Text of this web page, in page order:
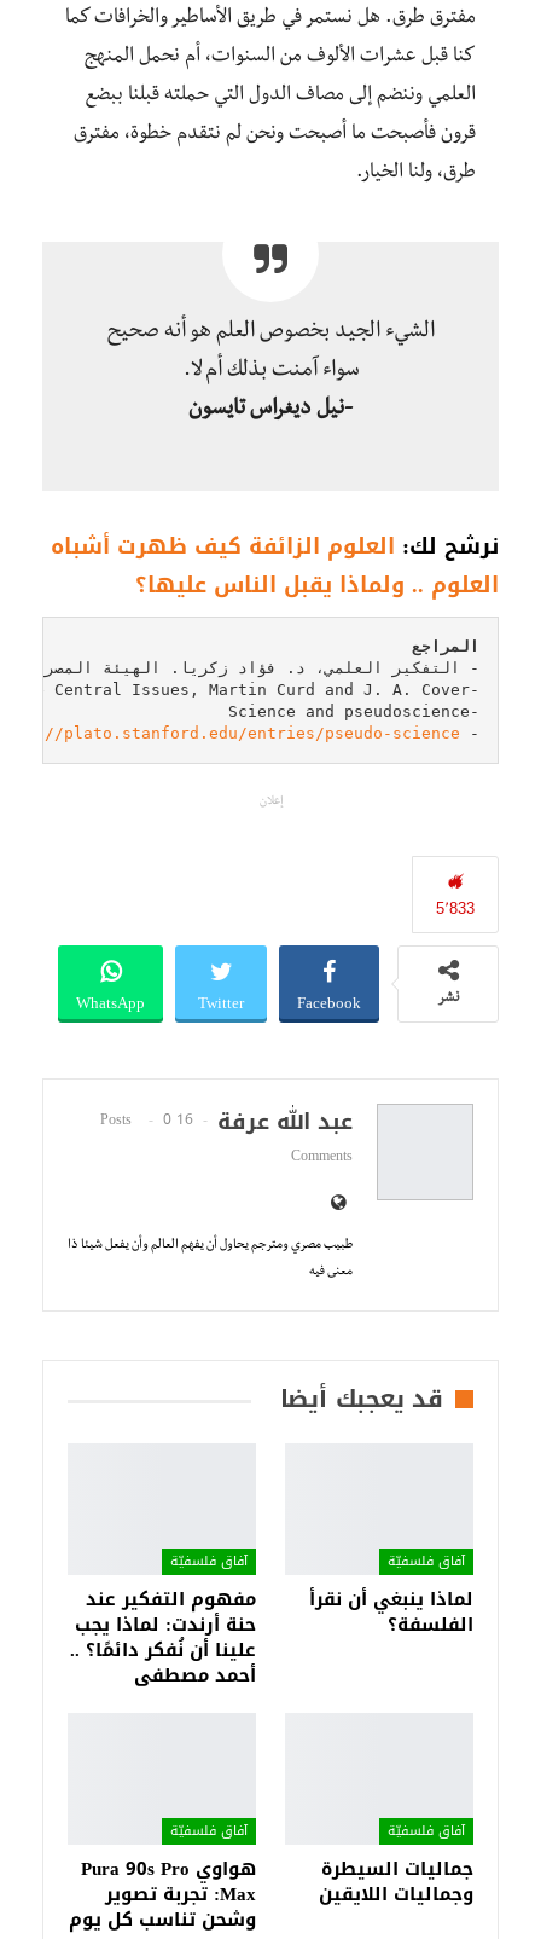
مفترق طرق. هل نستمر في طريق الأساطير والخرافات كما
كنا قبل عشرات الألوف من السنوات، أم نحمل المنهج
العلمي وننضم إلى مصاف الدول التي حملته قبلنا ببضع
قرون فأصبحت ما أصبحت ونحن لم نتقدم خطوة، مفترق
طرق، ولنا الخيار.
الشيء الجيد بخصوص العلم هو أنه صحيح
سواء آمنت بذلك أم لا.
-نيل ديغراس تايسون
نرشح لك: العلوم الزائفة كيف ظهرت أشباه
العلوم .. ولماذا يقبل الناس عليها؟
المراجع
-
plato.stanford.edu/entries/pseudo-science/
إعلان
5٬833
نشر Facebook
Twitter
WhatsApp
عبد الله عرفة 16 Posts
0
Comments
طبيب مصري ومترجم يحاول أن يفهم العالم وأن يفعل شيئا ذا
معنى فيه
قد يعجبك أيضا
آفاق فلسفيّة‎
لماذا ينبغي أن نقرأ
الفلسفة؟
آفاق فلسفيّة‎
مفهوم التفكير عند
حنة أرندت: لماذا يجب
علينا أن نُفكر دائمًا؟ ..
أحمد مصطفى
آفاق فلسفيّة‎
جماليات السيطرة
وجماليات اللايقين
آفاق فلسفيّة‎
هواوي Pura 90s Pro
Max: تجربة تصوير
وشحن تناسب كل يوم